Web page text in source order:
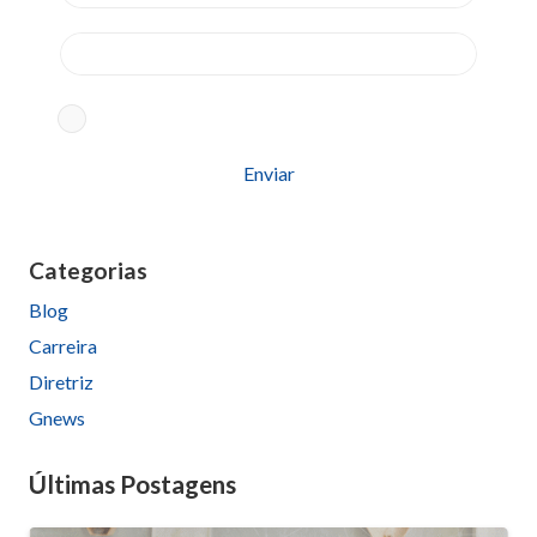
field
empty.
Categorias
Blog
Carreira
Diretriz
Gnews
Últimas Postagens